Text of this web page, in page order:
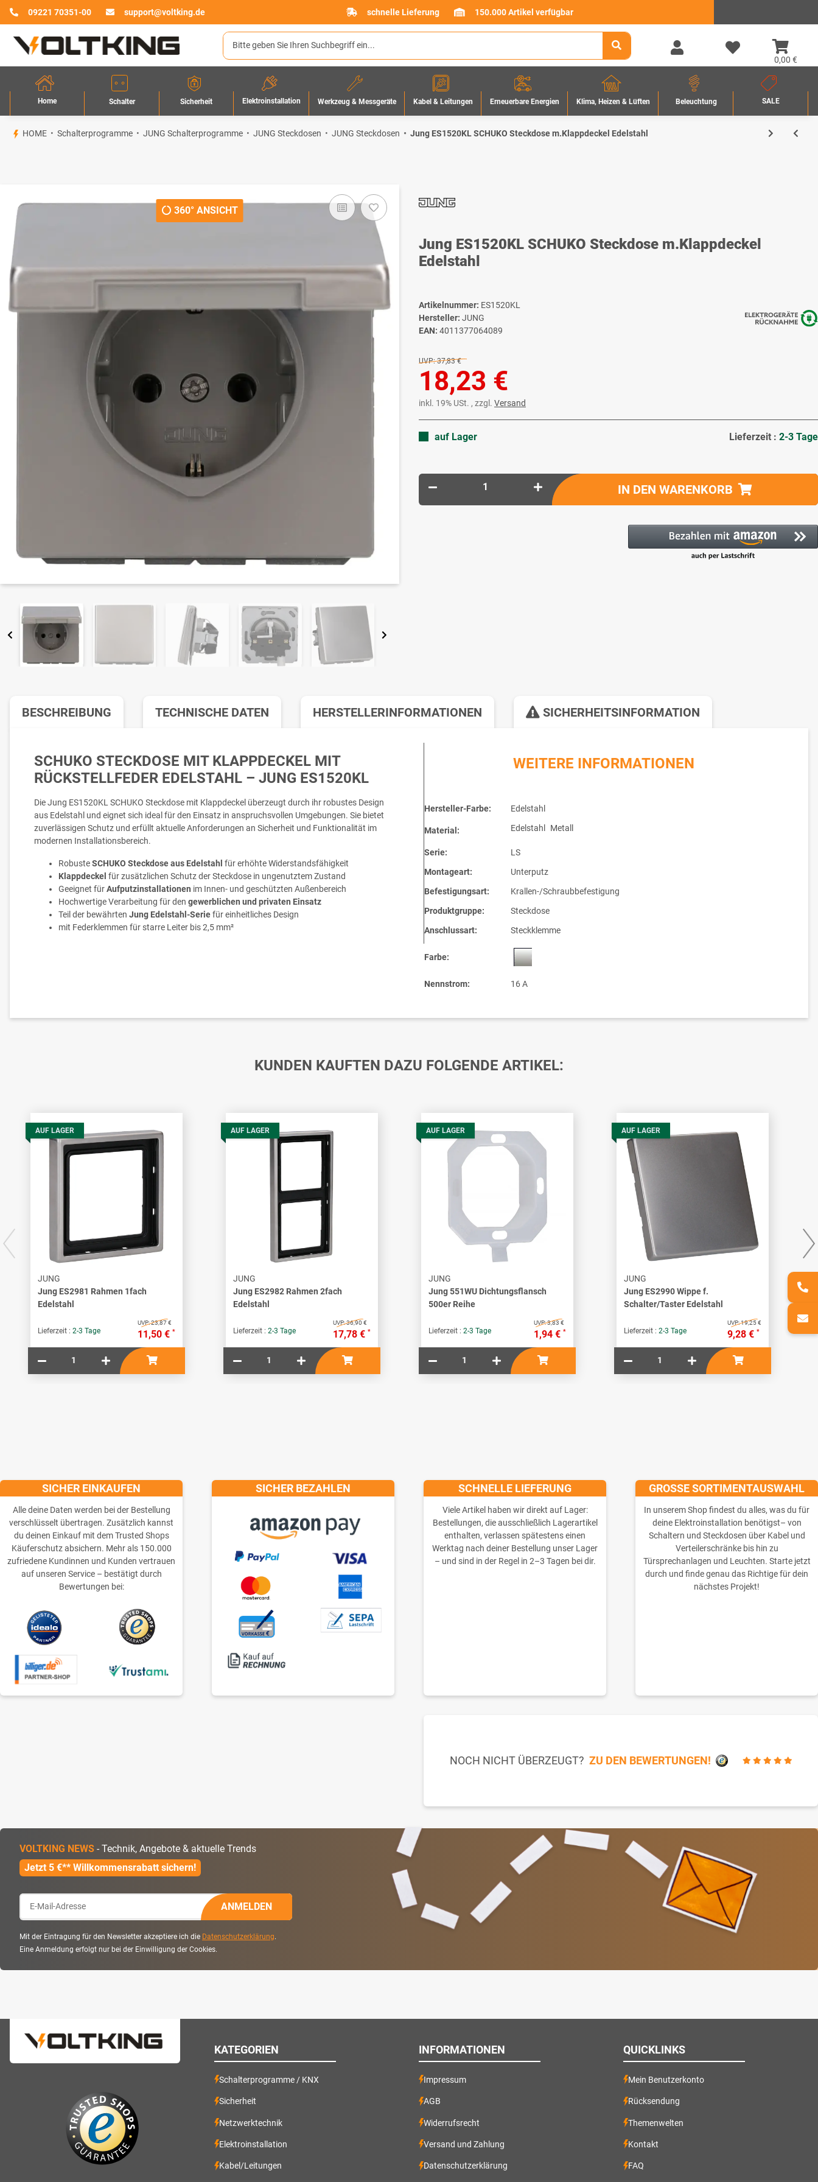
09221 70351-00 support@voltking.de schnelle Lieferung 150.000 Artikel verfügbar
0,00 €
Home Schalter Sicherheit Elektroinstallation Werkzeug & Messgeräte Kabel & Leitungen Erneuerbare Energien Klima, Heizen & Lüften Beleuchtung SALE
HOME Schalterprogramme JUNG Schalterprogramme JUNG Steckdosen JUNG Steckdosen Jung ES1520KL SCHUKO Steckdose m.Klappdeckel Edelstahl
360° ANSICHT
Jung ES1520KL SCHUKO Steckdose m.Klappdeckel
Edelstahl
Artikelnummer: ES1520KL
Hersteller: JUNG
EAN: 4011377064089
UVP: 37,83 €
18,23 €
inkl. 19% USt. , zzgl. Versand
auf Lager Lieferzeit : 2-3 Tage
IN DEN WARENKORB
BESCHREIBUNG TECHNISCHE DATEN HERSTELLERINFORMATIONEN SICHERHEITSINFORMATION
SCHUKO STECKDOSE MIT KLAPPDECKEL MIT
RÜCKSTELLFEDER EDELSTAHL – JUNG ES1520KL
Die Jung ES1520KL SCHUKO Steckdose mit Klappdeckel überzeugt durch ihr robustes Design
aus Edelstahl und eignet sich ideal für den Einsatz in anspruchsvollen Umgebungen. Sie bietet
zuverlässigen Schutz und erfüllt aktuelle Anforderungen an Sicherheit und Funktionalität im
modernen Installationsbereich.
RobusteSCHUKO Steckdose aus Edelstahl für erhöhte Widerstandsfähigkeit
Klappdeckel für zusätzlichen Schutz der Steckdose in ungenutztem Zustand
Geeignet fürAufputzinstallationen im Innen- und geschützten Außenbereich
Hochwertige Verarbeitung für den gewerblichen und privaten Einsatz
Teil der bewährten Jung Edelstahl-Seriefür einheitliches Design
mit Federklemmen für starre Leiter bis 2,5 mm²
WEITERE INFORMATIONEN
Hersteller-Farbe: Edelstahl
Material: Edelstahl Metall
Serie:
LS
Montageart:
Unterputz
Befestigungsart:
Krallen-/Schraubbefestigung
Produktgruppe:
Steckdose
Anschlussart:
Steckklemme
Farbe:
Nennstrom: 16 A
KUNDEN KAUFTEN DAZU FOLGENDE ARTIKEL:
AUF LAGER
JUNG
Jung ES2981 Rahmen 1fach
Edelstahl
Lieferzeit : 2-3 Tage
UVP:23,87 €
11,50 € *
AUF LAGER
JUNG
Jung ES2982 Rahmen 2fach
Edelstahl
Lieferzeit : 2-3 Tage
UVP:36,90 €
17,78 € *
AUF LAGER
JUNG
Jung 551WU Dichtungsflansch
500er Reihe
Lieferzeit : 2-3 Tage
UVP:3,83 €
1,94 € *
AUF LAGER
JUNG
Jung ES2990 Wippe f.
Schalter/Taster Edelstahl
Lieferzeit : 2-3 Tage
UVP:19,25 €
9,28 € *
VOLTKING NEWS - Technik, Angebote & aktuelle Trends
Jetzt 5 €** Willkommensrabatt sichern!
ANMELDEN
Mit der Eintragung für den Newsletter akzeptiere ich die Datenschutzerklärung.
Eine Anmeldung erfolgt nur bei der Einwilligung der Cookies.
SICHER EINKAUFEN
Alle deine Daten werden bei der Bestellung
verschlüsselt übertragen. Zusätzlich kannst
du deinen Einkauf mit dem Trusted Shops
Käuferschutz absichern. Mehr als 150.000
zufriedene Kundinnen und Kunden vertrauen
auf unseren Service – bestätigt durch
Bewertungen bei:
SICHER BEZAHLEN SCHNELLE LIEFERUNG
Viele Artikel haben wir direkt auf Lager:
Bestellungen, die ausschließlich Lagerartikel
enthalten, verlassen spätestens einen
Werktag nach deiner Bestellung unser Lager
– und sind in der Regel in 2–3 Tagen bei dir.
GROSSE SORTIMENTAUSWAHL
In unserem Shop findest du alles, was du für
deine Elektroinstallation benötigst– von
Schaltern und Steckdosen über Kabel und
Verteilerschränke bis hin zu
Türsprechanlagen und Leuchten. Starte jetzt
durch und finde genau das Richtige für dein
nächstes Projekt!
NOCH NICHT ÜBERZEUGT? ZU DEN BEWERTUNGEN!
KATEGORIEN
Schalterprogramme / KNX
Sicherheit
Netzwerktechnik
Elektroinstallation
Kabel/Leitungen
INFORMATIONEN
Impressum
AGB
Widerrufsrecht
Versand und Zahlung
Datenschutzerklärung
QUICKLINKS
Mein Benutzerkonto
Rücksendung
Themenwelten
Kontakt
FAQ